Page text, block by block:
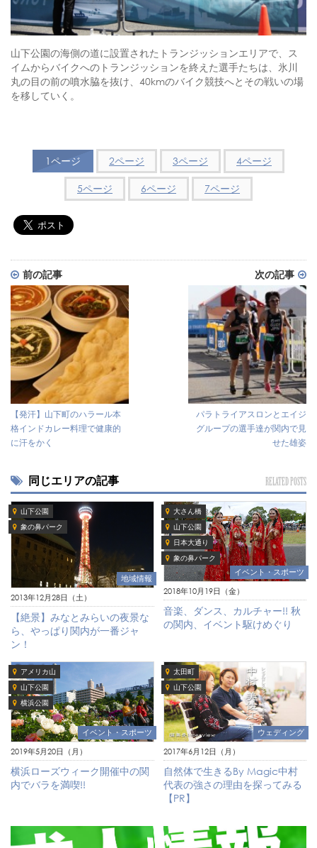
山下公園の海側の道に設置されたトランジッションエリアで、ス
イムからバイクへのトランジッションを終えた選手たちは、氷川
丸の目の前の噴水脇を抜け、40kmのバイク競技へとその戦いの場
を移していく。
1ページ 2ページ 3ページ 4ページ
5ページ 6ページ 7ページ
前の記事
【発汗】山下町のハラール本
格インドカレー料理で健康的
に汗をかく
次の記事
パラトライアスロンとエイジ
グループの選手達が関内で見
せた雄姿
同じエリアの記事 RELATED POSTS
山下公園
象の鼻パーク
地域情報
2013年12月28日（土）
【絶景】みなとみらいの夜景な
ら、やっぱり関内が一番ジャ
ン！
大さん橋
山下公園
日本大通り
象の鼻パーク
イベント・スポーツ
2018年10月19日（金）
音楽、ダンス、カルチャー!! 秋
の関内、イベント駆けめぐり
アメリカ山
山下公園
横浜公園
イベント・スポーツ
2019年5月20日（月）
横浜ローズウィーク開催中の関
内でバラを満喫!!
太田町
山下公園
ウェディング
2017年6月12日（月）
自然体で生きるBy Magic中村
代表の強さの理由を探ってみる
【PR】